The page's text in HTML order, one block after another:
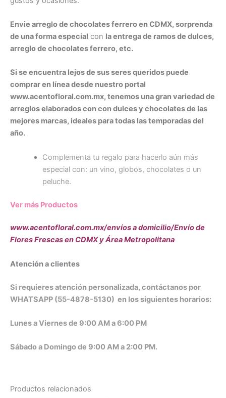
Envie arreglo de chocolates ferrero en CDMX, sorprenda
de una forma especial con la entrega de ramos de dulces,
arreglo de chocolates ferrero, etc.
Si se encuentra lejos de sus seres queridos puede
comprar en línea desde nuestro portal
www.acentofloral.com.mx, tenemos una gran variedad de
arreglos elaborados con con dulces y chocolates de las
mejores marcas, ideales para todas las temporadas del
año.
Complementa tu regalo para hacerlo aún más
especial con: un vino, globos, chocolates o un
peluche.
Ver más Productos
www.acentofloral.com.mx/envíos a domicilio/Envío de
Flores Frescas en CDMX y Área Metropolitana
Atención a clientes
Si requieres atención personalizada, contáctanos por
WHATSAPP (55-4878-5130) en los siguientes horarios:
Lunes a Viernes de 9:00 AM a 6:00 PM
Sábado a Domingo de 9:00 AM a 2:00 PM.
Productos relacionados